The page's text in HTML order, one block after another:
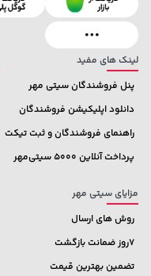
لینک های مفید
پنل فروشندگان سیتی مهر
دانلود اپلیکیشن فروشندگان
راهنمای فروشندگان و ثبت تیکت
پرداخت آنلاین 5000 سیتی‌مهر
مزایای سیتی مهر
روش های ارسال
7روز ضمانت بازگشت
تضمین بهترین قیمت